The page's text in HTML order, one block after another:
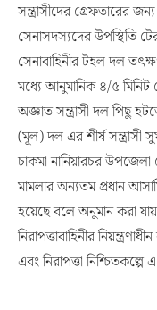
সন্ত্রাসীদের গ্রেফতারের
সেনাসদস্যদের উপস্থিতি
সেনাবাহিনীর টহল দল
মধ্যে আনুমানিক ৪/৫
অজ্ঞাত সন্ত্রাসী দল পিছু
(মূল) দল এর শীর্ষ সন্ত্রাসী
চাকমা নানিয়ারচর
মামলার অন্যতম প্রধান
হয়েছে বলে অনুমান করা যায়।
নিরাপত্তাবাহিনীর
এবং নিরাপত্তা